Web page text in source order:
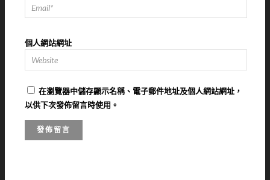
個人網站網址
在瀏覽器中儲存顯示名稱、電子郵件地址及個人網站網址，
以供下次發佈留言時使用。